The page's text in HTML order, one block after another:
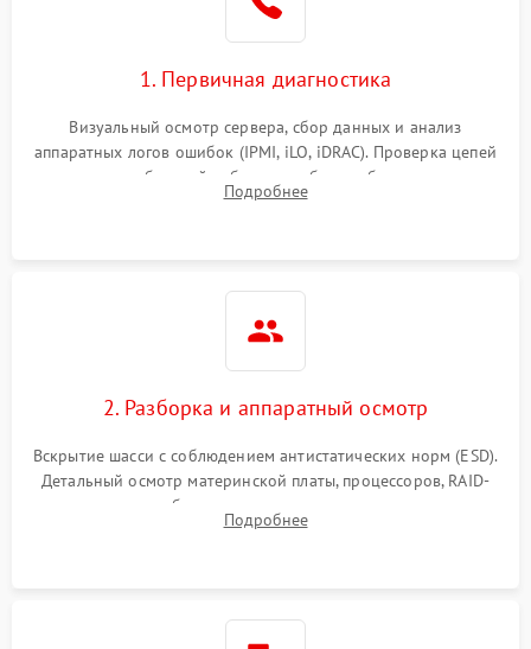
Влага и внешные воздействия
1. Первичная диагностика
Визуальный осмотр сервера, сбор данных и анализ
аппаратных логов ошибок (IPMI, iLO, iDRAC). Проверка цепей
питания и базовой работоспособности без вскрытия
корпуса для быстрой локализации сбоя.
Подробнее
2. Разборка и аппаратный осмотр
Вскрытие шасси с соблюдением антистатических норм (ESD).
Детальный осмотр материнской платы, процессоров, RAID-
контроллеров и блоков питания на наличие термических
повреждений, прогаров или окислений.
Подробнее